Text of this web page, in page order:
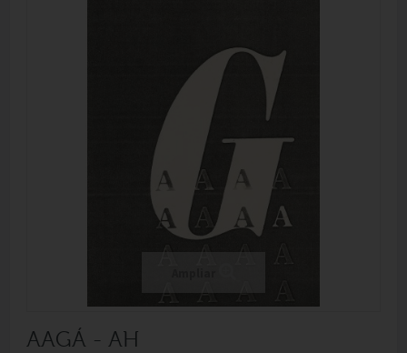
AAGÁ - AH